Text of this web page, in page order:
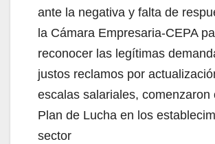
ante la negativa y falta de
la Cámara Empresaria-CEPA
reconocer las legítimas
justos reclamos por
escalas salariales, comenzaron
Plan de Lucha en los
sector